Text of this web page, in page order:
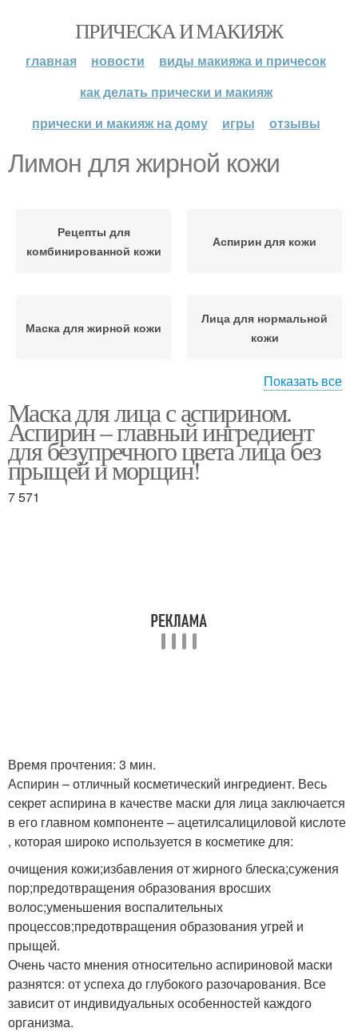
ПРИЧЕСКА И МАКИЯЖ
главная новости
виды макияжа и причесок
как делать прически и макияж
прически и макияж на дому
игры отзывы
Лимон для жирной кожи
Рецепты для
комбинированной кожи
Аспирин для кожи
Маска для жирной кожи
Лица для нормальной
кожи
Маска для сухой кожи
Показать все
Маска для лица с аспирином.
Аспирин – главный ингредиент
для безупречного цвета лица без
прыщей и морщин!
7 571
Время прочтения: 3 мин.
Аспирин – отличный косметический ингредиент. Весь
секрет аспирина в качестве маски для лица заключается
в его главном компоненте – ацетилсалициловой кислоте
, которая широко используется в косметике для:
очищения кожи;избавления от жирного блеска;сужения
пор;предотвращения образования вросших
волос;уменьшения воспалительных
процессов;предотвращения образования угрей и
прыщей.
Очень часто мнения относительно аспириновой маски
разнятся: от успеха до глубокого разочарования. Все
зависит от индивидуальных особенностей каждого
организма.